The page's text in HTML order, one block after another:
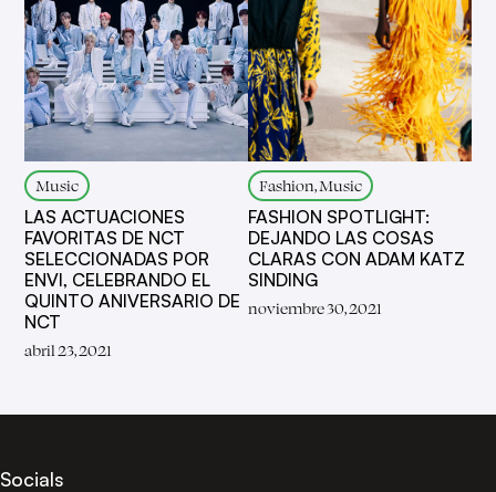
Music
LAS ACTUACIONES
FAVORITAS DE NCT
SELECCIONADAS POR
ENVI, CELEBRANDO EL
QUINTO ANIVERSARIO DE
NCT
abril 23, 2021
Fashion, Music
FASHION SPOTLIGHT:
DEJANDO LAS COSAS
CLARAS CON ADAM KATZ
SINDING
noviembre 30, 2021
Socials